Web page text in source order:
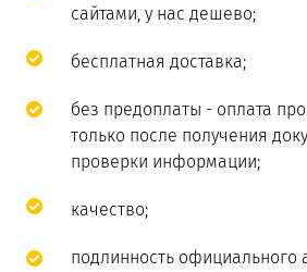
сайтами, у нас дешево;
бесплатная доставка;
без предоплаты - оплата
только после получения
проверки информации;
качество;
подлинность официального